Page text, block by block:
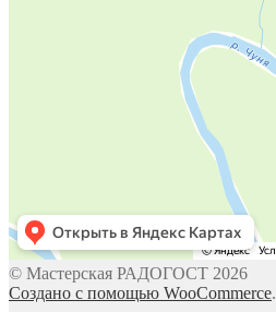
© Мастерская РАДОГОСТ 2026
Создано с помощью WooCommerce.